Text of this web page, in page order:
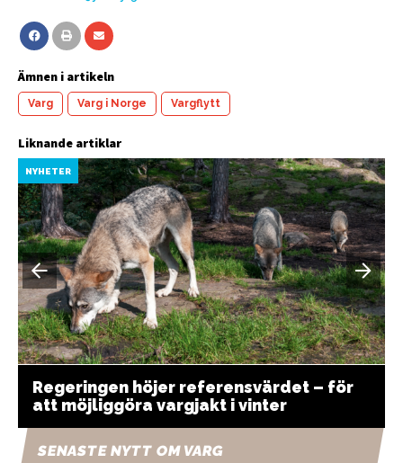
Ämnen i artikeln
Varg Varg i Norge Vargflytt
Liknande artiklar
NYHETER
Regeringen höjer referensvärdet – för
att möjliggöra vargjakt i vinter
SENASTE NYTT OM VARG